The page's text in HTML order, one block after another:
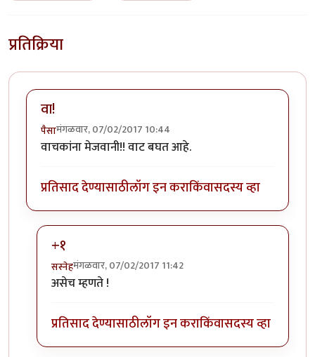
प्रतिक्रिया
वा!
पैसामंगळवार, 07/02/2017 10:44
वाचकांना मेजवानी!! वाट बघत आहे.
प्रतिसाद देण्यासाठीलॉग इन कराकिंवासदस्य व्हा
+१
सस्नेहमंगळवार, 07/02/2017 11:42
In reply toवा!
असेच म्हणते !
प्रतिसाद देण्यासाठीलॉग इन कराकिंवासदस्य व्हा